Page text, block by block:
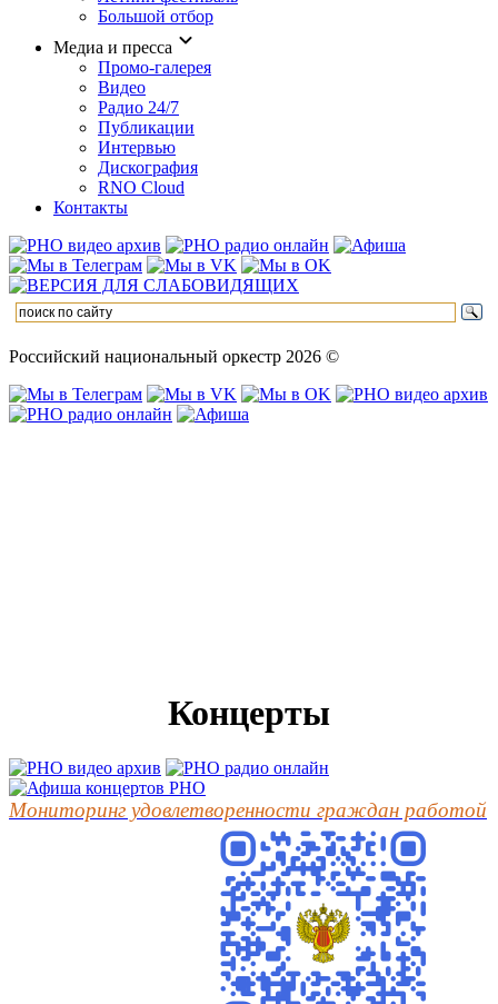
Большой отбор
Медиа и пресса
Промо-галерея
Видео
Радио 24/7
Публикации
Интервью
Дискография
RNO Cloud
Контакты
Российский национальный оркестр 2026 ©
Концерты
Мониторинг удовлетворенности граждан работой